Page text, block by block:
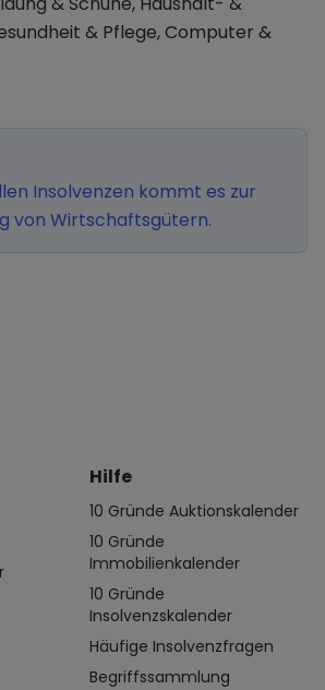
& Pflege, Computer &
Insolvenzen kommt es zur
von Wirtschaftsgütern.
Hilfe
10 Gründe Auktionskalender
10 Gründe
Immobilienkalender
10 Gründe
Insolvenzskalender
Häufige Insolvenzfragen
Begriffssammlung